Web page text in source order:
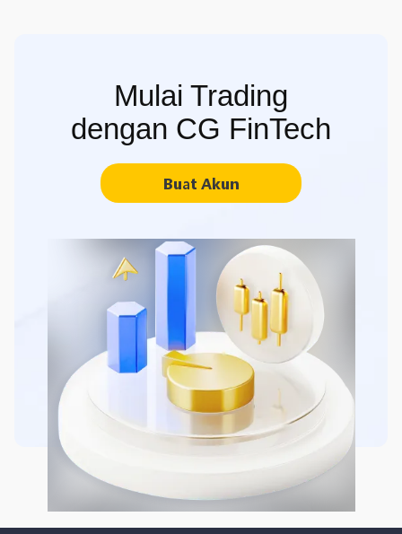
Mulai Trading
dengan CG FinTech
Buat Akun